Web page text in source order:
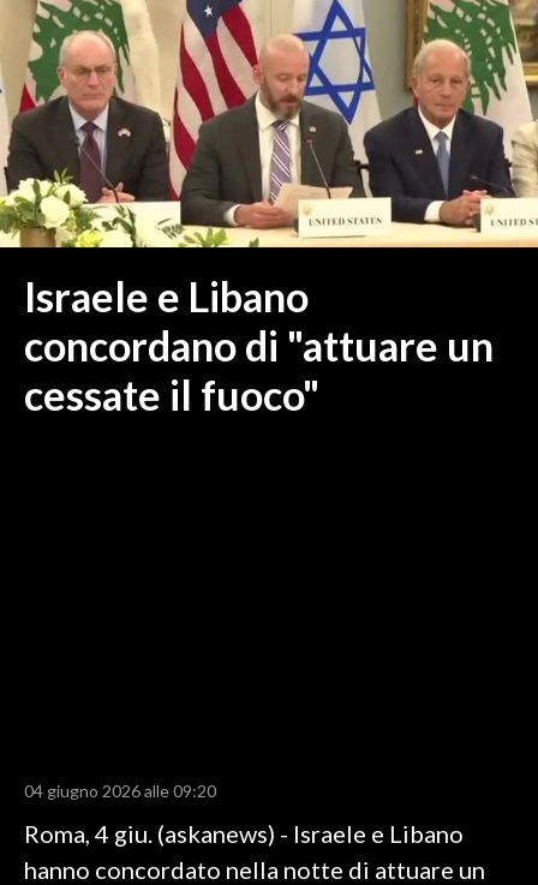
SULCIS IGLESIENTE
MEDIO CAMPIDANO
ORISTANO E PROVINCIA
SASSARI E PROVINCIA
GALLURA
NUORO E PROVINCIA
OGLIASTRA
ITALIA
MONDO
RISULTATI E CLASSIFICHE
CALCIO
CALCIO REGIONALE
Israele e Libano
concordano di "attuare un
cessate il fuoco"
04 giugno 2026 alle 09:20
Roma, 4 giu. (askanews) - Israele e Libano
hanno concordato nella notte di attuare un